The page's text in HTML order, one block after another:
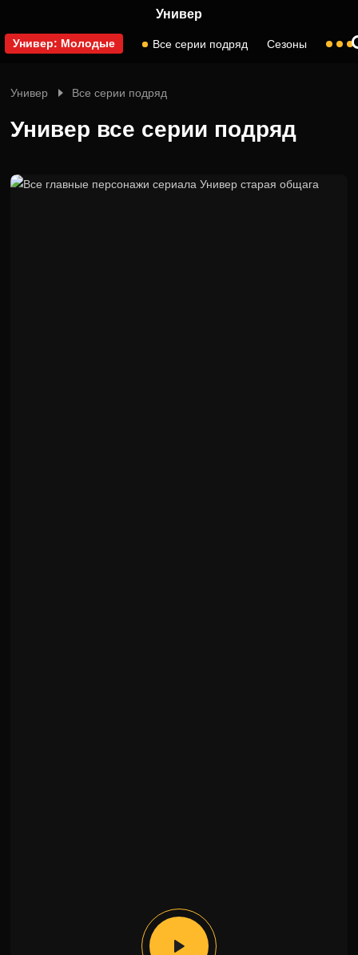
Универ
Универ: Молодые Все серии подряд Сезоны
Универ Все серии подряд
Универ все серии подряд